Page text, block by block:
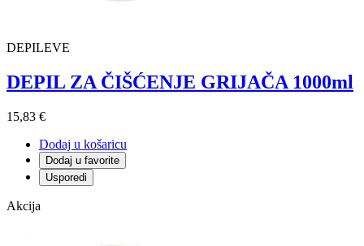
DEPILEVE
DEPIL ZA ČIŠĆENJE GRIJAČA 1000ml
15,83 €
Dodaj u košaricu
Dodaj u favorite
Usporedi
Akcija